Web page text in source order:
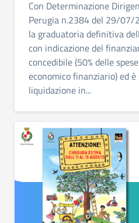
Con Determinazione
Perugia n.2384 del 29/07/
la graduatoria definitiva
con indicazione del
concedibile (50% delle
economico finanziario) ed
liquidazione in...